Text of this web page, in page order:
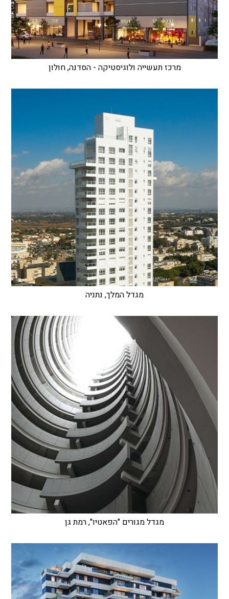
מרכז תעשייה ולוגיסטיקה - הסדנה, חולון
מגדל המלך, נתניה
מגדל מגורים "הפאטיו", רמת גן